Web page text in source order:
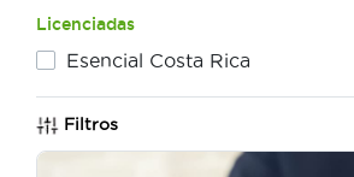
Licenciadas
Esencial Costa Rica
Filtros